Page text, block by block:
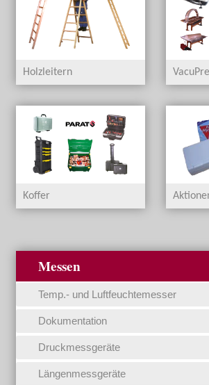
Holzleitern
Koffer
Messen
Temp.- und Luftfeuchtemesser
Dokumentation
Druckmessgeräte
Längenmessgeräte